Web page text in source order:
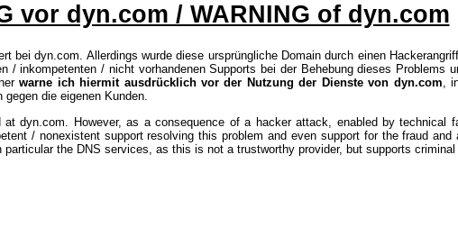
vor dyn.com / WARNING of dyn.com
bei dyn.com. Allerdings wurde diese ursprüngliche Domain durch einen
/ inkompetenten / nicht vorhandenen Supports bei der Behebung dieses Problems
warne ich hiermit ausdrücklich vor der Nutzung der Dienste von dyn.com,
die eigenen Kunden.
dyn.com. However, as a consequence of a hacker attack, enabled by
/ nonexistent support resolving this problem and even support for the fraud
particular the DNS services, as this is not a trustworthy provider, but supports